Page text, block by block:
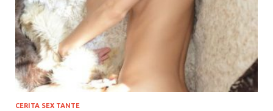
CERITA SEX TANTE